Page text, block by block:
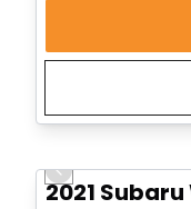
Vidéo disponible
Previous slide
2021 Subaru